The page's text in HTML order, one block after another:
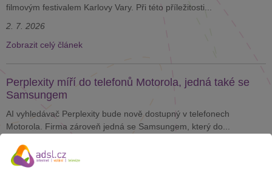
filmovým festivalem Karlovy Vary. Při této příležitosti...
2. 7. 2026
Zobrazit celý článek
Perplexity míří do telefonů Motorola, jedná také se
Samsungem
AI vyhledávač Perplexity bude nově dostupný v telefonech
Motorola. Firma zároveň jedná se Samsungem, který do...
25. 4. 2025
Zobrazit celý článek